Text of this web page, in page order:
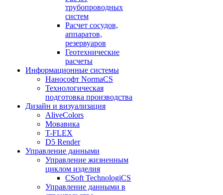
трубопроводных
систем
Расчет сосудов,
аппаратов,
резервуаров
Геотехнические
расчеты
Информационные системы
Нанософт NormaCS
Технологическая
подготовка производства
Дизайн и визуализация
AliveColors
Мовавика
T-FLEX
D5 Render
Управление данными
Управление жизненным
циклом изделия
CSoft TechnologiCS
Управление данными в